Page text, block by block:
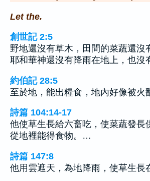
Let the.
創世記 2:5
野地還沒有草木，田間的菜蔬還沒
耶和華神還沒有降雨在地上，也沒
約伯記 28:5
至於地，能出糧食，地內好像被火
詩篇 104:14-17
他使草生長給六畜吃，使菜蔬發長
從地裡能得食物。…
詩篇 147:8
他用雲遮天，為地降雨，使草生長